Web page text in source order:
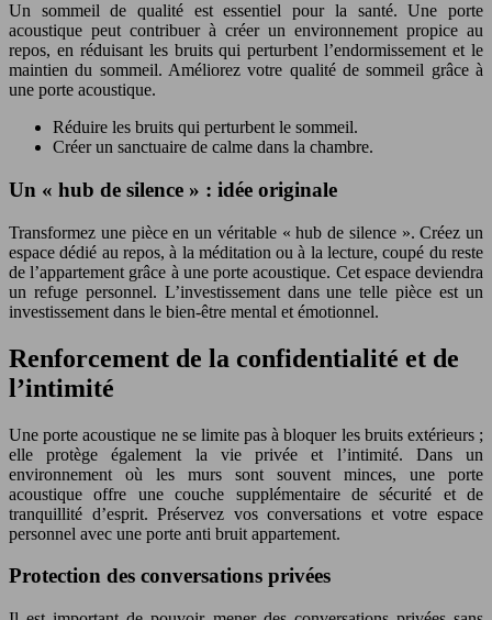
Un sommeil de qualité est essentiel pour la santé. Une porte
acoustique peut contribuer à créer un environnement propice au
repos, en réduisant les bruits qui perturbent l’endormissement et le
maintien du sommeil. Améliorez votre qualité de sommeil grâce à
une porte acoustique.
Réduire les bruits qui perturbent le sommeil.
Créer un sanctuaire de calme dans la chambre.
Un « hub de silence » : idée originale
Transformez une pièce en un véritable « hub de silence ». Créez un
espace dédié au repos, à la méditation ou à la lecture, coupé du reste
de l’appartement grâce à une porte acoustique. Cet espace deviendra
un refuge personnel. L’investissement dans une telle pièce est un
investissement dans le bien-être mental et émotionnel.
Renforcement de la confidentialité et de
l’intimité
Une porte acoustique ne se limite pas à bloquer les bruits extérieurs ;
elle protège également la vie privée et l’intimité. Dans un
environnement où les murs sont souvent minces, une porte
acoustique offre une couche supplémentaire de sécurité et de
tranquillité d’esprit. Préservez vos conversations et votre espace
personnel avec une porte anti bruit appartement.
Protection des conversations privées